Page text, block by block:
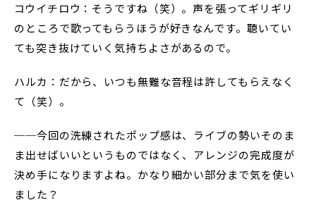
コウイチロウ：そうですね（笑）。声を張ってギリギリ
のところで歌ってもらうほうが好きなんです。聴いてい
ても突き抜けていく気持ちよさがあるので。
ハルカ：だから、いつも無難な音程は許してもらえなく
て（笑）。
──今回の洗練されたポップ感は、ライブの勢いそのま
ま出せばいいというものではなく、アレンジの完成度が
決め手になりますよね。かなり細かい部分まで気を使い
ました？